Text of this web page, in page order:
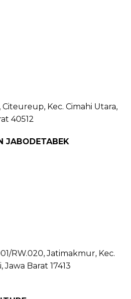
Citeureup, Kec. Cimahi Utara,
40512
JABODETABEK
RW.020, Jatimakmur, Kec.
Jawa Barat 17413